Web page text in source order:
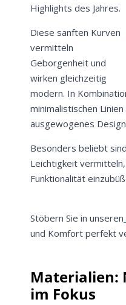
Highlights des Jahres.
Diese sanften Kurven
vermitteln
Geborgenheit und
wirken gleichzeitig
modern. In
minimalistischen
ausgewogenes
Besonders beliebt
Leichtigkeit
Funktionalität
Stöbern Sie in unseren
und Komfort perfekt
Materialien:
im Fokus